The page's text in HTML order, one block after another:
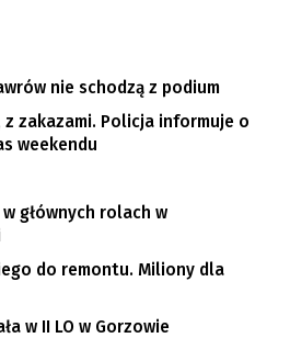
nie schodzą z podium
z zakazami. Policja informuje o
weekendu
głównych rolach w
do remontu. Miliony dla
w II LO w Gorzowie